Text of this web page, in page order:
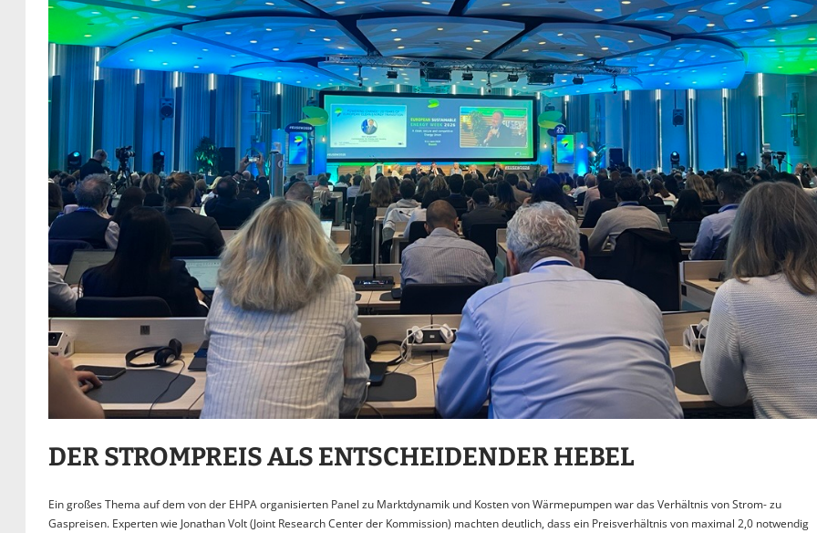
DER STROMPREIS ALS ENTSCHEIDENDER HEBEL
Ein großes Thema auf dem von der EHPA organisierten Panel zu Marktdynamik und Kosten von Wärmepumpen war das Verhältnis von Strom- zu
Gaspreisen. Experten wie Jonathan Volt (Joint Research Center der Kommission) machten deutlich, dass ein Preisverhältnis von maximal 2,0 notwendig